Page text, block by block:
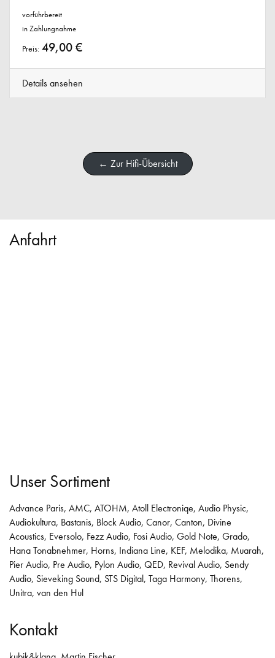
vorführbereit
in Zahlungnahme
Preis: 49,00 €
Details ansehen
← Zur Hifi-Übersicht
Anfahrt
Unser Sortiment
Advance Paris, AMC, ATOHM, Atoll Electroniqe, Audio Physic,
Audiokultura, Bastanis, Block Audio, Canor, Canton, Divine
Acoustics, Eversolo, Fezz Audio, Fosi Audio, Gold Note, Grado,
Hana Tonabnehmer, Horns, Indiana Line, KEF, Melodika, Muarah,
Pier Audio, Pre Audio, Pylon Audio, QED, Revival Audio, Sendy
Audio, Sieveking Sound, STS Digital, Taga Harmony, Thorens,
Unitra, van den Hul
Kontakt